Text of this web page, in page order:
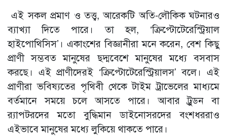
এই সকল প্রমাণ ও তত্ত্ব, আরেকটি অতি-লৌকিক ঘটনারও
ব্যাখ্যা দিতে পারে। তা হল, ‘ক্রিপ্টোটেরেস্ট্রিয়াল
হাইপোথিসিস’। একাংশের বিজ্ঞানীরা মনে করেন, বেশ কিছু
প্রাণী সম্ভবত মানুষের ছদ্মবেশে মানুষের মধ্যে বসবাস
করছে। এই প্রাণীদেরই ‘ক্রিপ্টোটেরেস্ট্রিয়ালস’ বলে। এই
প্রাণীরা ভবিষ্যতের পৃথিবী থেকে টাইম ট্রাভেলের মাধ্যমে
বর্তমানে সময়ে চলে আসতে পারে। আবার ট্রুডন বা
ব়্যাপটরদের মতো বুদ্ধিমান ডাইনোসরদের বংশধররাও
এইভাবে মানুষের মধ্যে লুকিয়ে থাকতে পারে।